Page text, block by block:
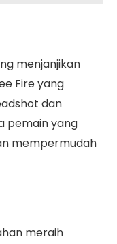
menjanjikan
Fire yang
dan
pemain yang
mempermudah
meraih